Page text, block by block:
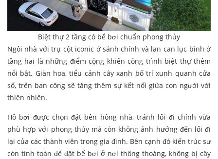
Biệt thự 2 tầng có bể bơi chuẩn phong thủy
Ngôi nhà với trụ cột iconic ở sảnh chính và lan can lục bình ở
tầng hai là những điểm cộng khiến công trình biệt thự thêm
nổi bật. Giàn hoa, tiểu cảnh cây xanh bố trí xunh quanh cửa
sổ, trên ban công sẽ tăng thêm sự kết nối giữa con người với
thiên nhiên.
Hồ bơi được chọn đặt bên hông nhà, tránh lối đi chính vừa
phù hợp với phong thủy mà còn không ảnh hưởng đến lối đi
lại của các thành viên trong gia đình. Bên cạnh đó kiến trúc sư
còn tính toán để đặt bể bơi ở nơi thông thoáng, không bị cây